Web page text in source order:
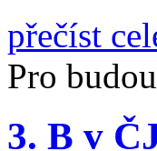
přečíst
Pro
3. B v